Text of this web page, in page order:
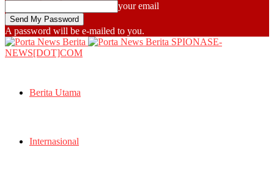
your email
A password will be e-mailed to you.
SPIONASE-
NEWS[DOT]COM
Berita Utama
Internasional